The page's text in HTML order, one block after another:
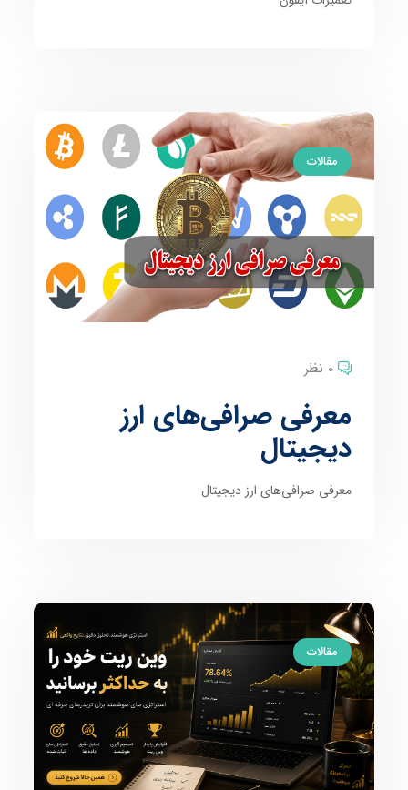
مقالات
0 نظر
معرفی صرافی‌‌های ارز
دیجیتال
معرفی صرافی‌‌های ارز دیجیتال
مقالات